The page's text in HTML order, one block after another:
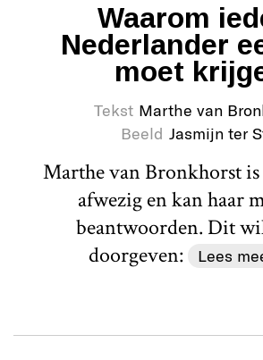
Waarom
Nederlander
moet
Tekst Marthe van
Beeld Jasmijn ter
Marthe van Bronkhorst
afwezig en kan haar
beantwoorden. Dit
doorgeven:
Lees